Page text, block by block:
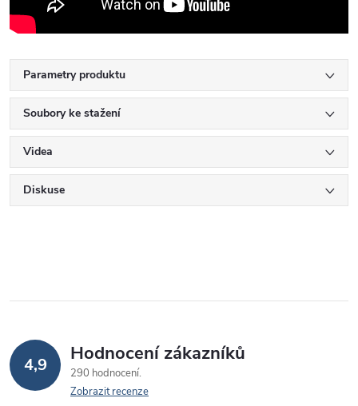
Parametry produktu
Soubory ke stažení
Videa
Diskuse
4,9 Hodnocení zákazníků
290 hodnocení
Zobrazit recenze